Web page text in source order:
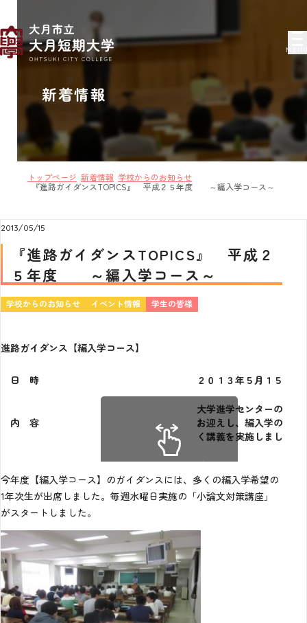
新着情報
トップページ 新着情報 学校からのお知らせ
『進路ガイダンスTOPICS』 平成２５年度 ～編入学コース～
2013/05/15
『進路ガイダンスTOPICS』 平成２
５年度 ～編入学コース～
学校からのお知らせ イベント情報 学生の皆様
進路ガイダンス【編入学コース】
日 時 ２０１３年５月１５日(
内 容
大学進学センターの後藤
お迎えし、編入学の概要
く講義を実施しました。
スクロールできます。
今年度【編入学コース】のガイダンスには、多くの編入学希望の
1年次生が出席しました。毎週水曜日実施の「小論文対策講座」
がスタートしました。